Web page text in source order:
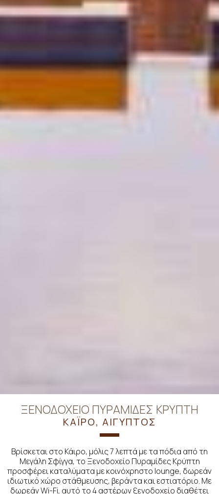
ΞΕΝΟΔΟΧΕΊΟ ΠΥΡΑΜΊΔΕΣ ΚΡΎΠΤΗ
ΚΆΙΡΟ, ΑΊΓΥΠΤΟΣ
Βρίσκεται στο Κάιρο, μόλις 7 λεπτά με τα πόδια από τη
Μεγάλη Σφίγγα, το Ξενοδοχείο Πυραμίδες Κρύπτη
προσφέρει καταλύματα με κοινόχρηστο lounge, δωρεάν
ιδιωτικό χώρο στάθμευσης, βεράντα και εστιατόριο. Με
δωρεάν Wi-Fi, αυτό το 4 αστέρων ξενοδοχείο διαθέτει